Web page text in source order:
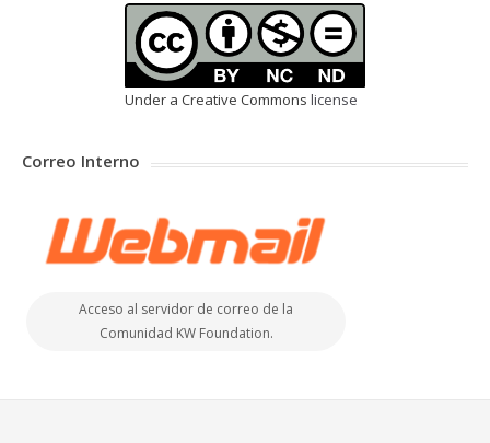
Under a Creative Commons license
Correo Interno
Acceso al servidor de correo de la
Comunidad KW Foundation.